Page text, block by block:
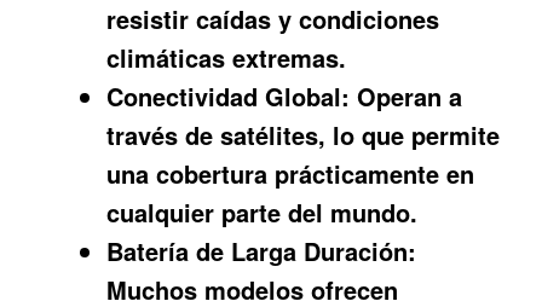
resistir caídas y condiciones
climáticas extremas.
Conectividad Global: Operan a
través de satélites, lo que permite
una cobertura prácticamente en
cualquier parte del mundo.
Batería de Larga Duración:
Muchos modelos ofrecen